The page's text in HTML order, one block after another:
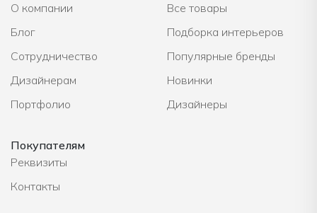
О компании
Блог
Сотрудничество
Дизайнерам
Портфолио
Все товары
Подборка интерьеров
Популярные бренды
Новинки
Дизайнеры
Покупателям
Реквизиты
Контакты